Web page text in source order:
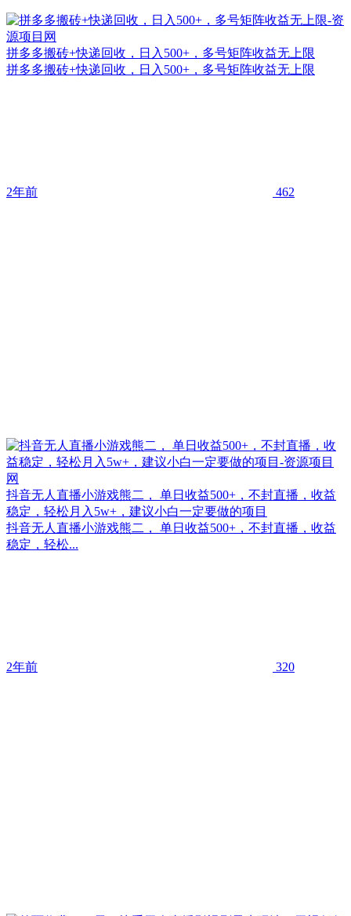
拼多多搬砖+快递回收，日入500+，多号矩阵收益无上限
拼多多搬砖+快递回收，日入500+，多号矩阵收益无上限
2年前 462
抖音无人直播小游戏熊二， 单日收益500+，不封直播，收益
稳定，轻松月入5w+，建议小白一定要做的项目
抖音无人直播小游戏熊二， 单日收益500+，不封直播，收益
稳定，轻松...
2年前 320